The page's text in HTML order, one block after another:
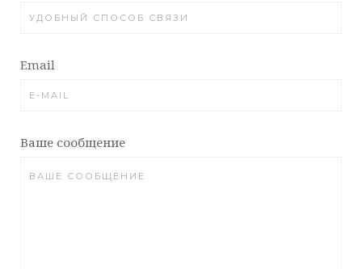
Email
Ваше сообщение